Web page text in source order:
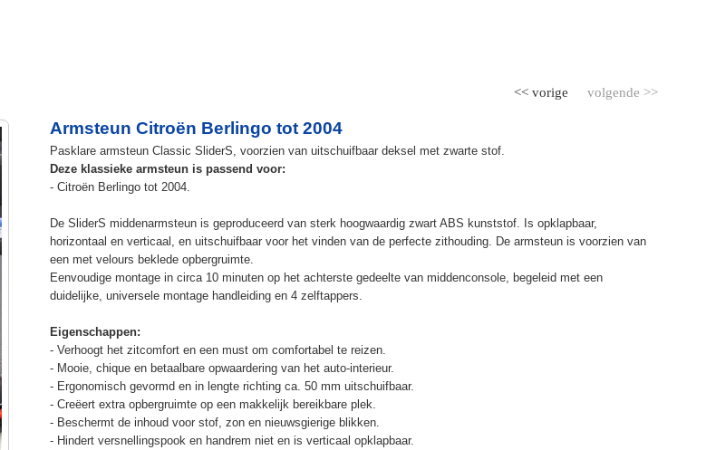
volgende >>
<< vorige
Armsteun Citroën Berlingo tot 2004
Pasklare armsteun Classic SliderS, voorzien van uitschuifbaar deksel met zwarte stof.
Deze klassieke armsteun is passend voor:
- Citroën Berlingo tot 2004.
De SliderS middenarmsteun is geproduceerd van sterk hoogwaardig zwart ABS kunststof. Is opklapbaar,
horizontaal en verticaal, en uitschuifbaar voor het vinden van de perfecte zithouding. De armsteun is voorzien van
een met velours beklede opbergruimte.
Eenvoudige montage in circa 10 minuten op het achterste gedeelte van middenconsole, begeleid met een
duidelijke, universele montage handleiding en 4 zelftappers.
Eigenschappen:
- Verhoogt het zitcomfort en een must om comfortabel te reizen.
- Mooie, chique en betaalbare opwaardering van het auto-interieur.
- Ergonomisch gevormd en in lengte richting ca. 50 mm uitschuifbaar.
- Creëert extra opbergruimte op een makkelijk bereikbare plek.
- Beschermt de inhoud voor stof, zon en nieuwsgierige blikken.
- Hindert versnellingspook en handrem niet en is verticaal opklapbaar.